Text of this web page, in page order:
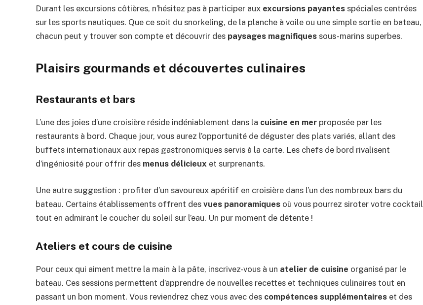
Durant les excursions côtières, n’hésitez pas à participer aux excursions payantes spéciales centrées
sur les sports nautiques. Que ce soit du snorkeling, de la planche à voile ou une simple sortie en bateau,
chacun peut y trouver son compte et découvrir des paysages magnifiques sous-marins superbes.
Plaisirs gourmands et découvertes culinaires
Restaurants et bars
L’une des joies d’une croisière réside indéniablement dans la cuisine en mer proposée par les
restaurants à bord. Chaque jour, vous aurez l’opportunité de déguster des plats variés, allant des
buffets internationaux aux repas gastronomiques servis à la carte. Les chefs de bord rivalisent
d’ingéniosité pour offrir des menus délicieux et surprenants.
Une autre suggestion : profiter d’un savoureux apéritif en croisière dans l’un des nombreux bars du
bateau. Certains établissements offrent des vues panoramiques où vous pourrez siroter votre cocktail
tout en admirant le coucher du soleil sur l’eau. Un pur moment de détente !
Ateliers et cours de cuisine
Pour ceux qui aiment mettre la main à la pâte, inscrivez-vous à un atelier de cuisine organisé par le
bateau. Ces sessions permettent d’apprendre de nouvelles recettes et techniques culinaires tout en
passant un bon moment. Vous reviendrez chez vous avec des compétences supplémentaires et des